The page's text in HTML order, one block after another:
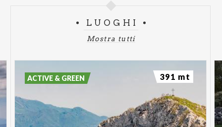
LUOGHI
Mostra tutti
ACTIVE & GREEN 391 mt